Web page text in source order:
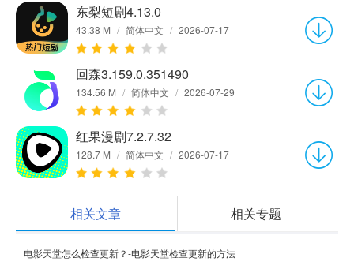
东梨短剧4.13.0
43.38 M / 简体中文 / 2026-07-17
回森3.159.0.351490
134.56 M / 简体中文 / 2026-07-29
红果漫剧7.2.7.32
128.7 M / 简体中文 / 2026-07-17
相关文章 相关专题
电影天堂怎么检查更新？-电影天堂检查更新的方法